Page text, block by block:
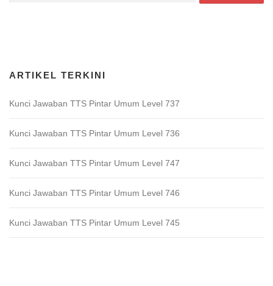
ARTIKEL TERKINI
Kunci Jawaban TTS Pintar Umum Level 737
Kunci Jawaban TTS Pintar Umum Level 736
Kunci Jawaban TTS Pintar Umum Level 747
Kunci Jawaban TTS Pintar Umum Level 746
Kunci Jawaban TTS Pintar Umum Level 745